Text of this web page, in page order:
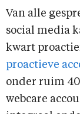
Van alle
social media
kwart
proactieve
onder ruim
webcare